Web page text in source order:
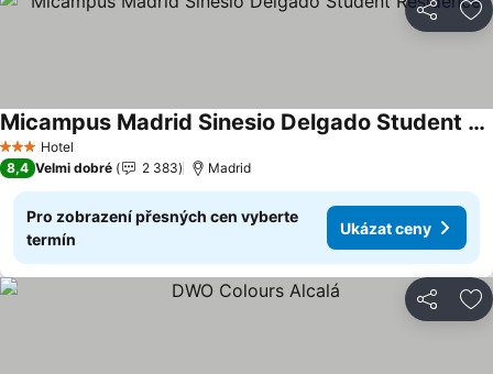
Sdílet
3 Počet hvězdiček
Hotel
Micampus Madrid Sinesio Delgado Student Residence
8,4 Velmi dobré 2 383 Madrid
Pro zobrazení přesných cen vyberte
termín
Ukázat ceny
Sdílet